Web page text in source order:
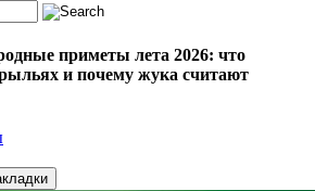
приметы лета 2026: что
и почему жука считают